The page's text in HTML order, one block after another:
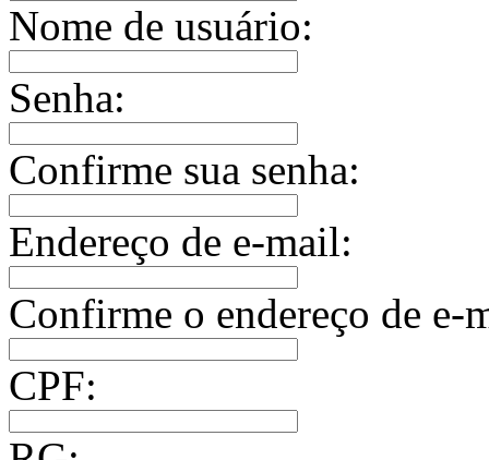
Nome de usuário:
Senha:
Confirme sua senha:
Endereço de e-mail:
Confirme o endereço de e-
CPF: